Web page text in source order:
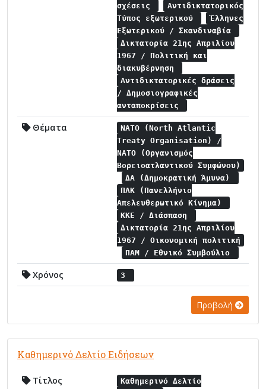
σχέσεις
Αντιδικτατορικός
Τύπος εξωτερικού
Έλληνες
Εξωτερικού / Σκανδιναβία
Δικτατορία 21ης Απριλίου
1967 / Πολιτική και
διακυβέρνηση
Αντιδικτατορικές δράσεις
/ Δημοσιογραφικές
ανταποκρίσεις
Θέματα
NATO (North Atlantic
Treaty Organisation) /
NATO (Οργανισμός
Βορειοατλαντικού Συμφώνου)
ΔΑ (Δημοκρατική Άμυνα)
ΠΑΚ (Πανελλήνιο
Απελευθερωτικό Κίνημα)
ΚΚΕ / Διάσπαση
Δικτατορία 21ης Απριλίου
1967 / Οικονομική πολιτική
ΠΑΜ / Εθνικό Συμβούλιο
Χρόνος 3
Προβολή
Καθημερινό Δελτίο Ειδήσεων
Τίτλος
Καθημερινό Δελτίο